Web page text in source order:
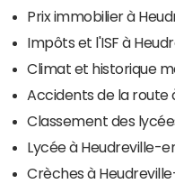
Prix immobilier à
Impôts et l'ISF à
Climat et historique
Accidents de la route
Classement des
Lycée à Heudreville-
Crèches à